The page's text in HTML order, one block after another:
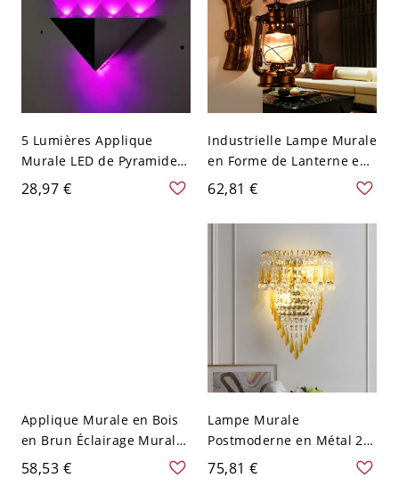
5 Lumières Applique
Murale LED de Pyramide
Noire en Métal Lampe
Murale Décorative
28,97 €
Industrielle Lampe Murale
en Forme de Lanterne en
Métal en Bronze Vieilli à 1
Lumière Applique Murale
pour Porche
62,81 €
Applique Murale en Bois
en Brun Éclairage Mural
Style Rustique pour
Chambre
58,53 €
Lampe Murale
Postmoderne en Métal 2-
Ampoule Applique Murale
Design de Frange en
75,81 €